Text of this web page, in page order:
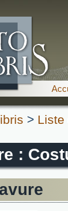
> Liste
: